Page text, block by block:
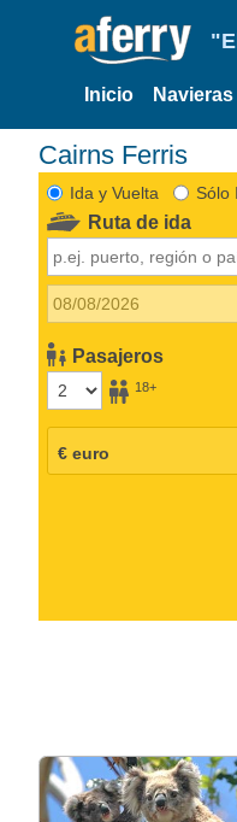
Inicio Navieras
Cairns Ferris
Ida y Vuelta Sólo
Ruta de ida
Pasajeros
18+